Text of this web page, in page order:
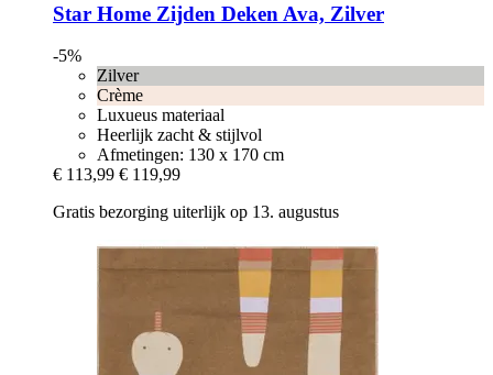
Star Home Zijden Deken Ava, Zilver
-5%
Zilver
Crème
Luxueus materiaal
Heerlijk zacht & stijlvol
Afmetingen: 130 x 170 cm
€ 113,99 € 119,99
Gratis bezorging uiterlijk op 13. augustus